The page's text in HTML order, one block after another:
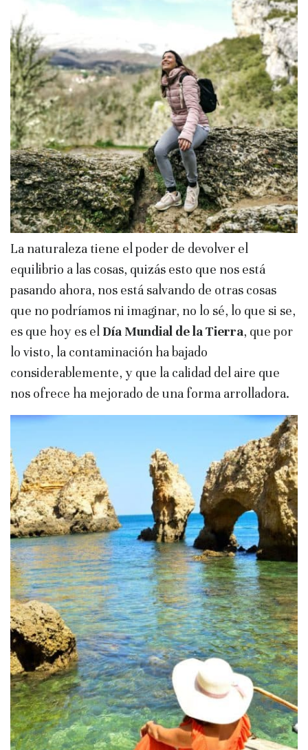
La naturaleza tiene el poder de devolver el
equilibrio a las cosas, quizás esto que nos está
pasando ahora, nos está salvando de otras cosas
que no podríamos ni imaginar, no lo sé, lo que si se,
es que hoy es el Día Mundial de la Tierra, que por
lo visto, la contaminación ha bajado
considerablemente, y que la calidad del aire que
nos ofrece ha mejorado de una forma arrolladora.